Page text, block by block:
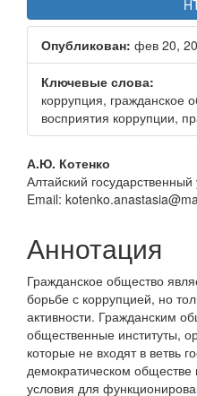
Опубликован: фев 20,
Ключевые слова:
коррупция, гражданское
восприятия коррупции,
Основное
содержание
А.Ю. Котенко
Алтайский государственный
Email:
Аннотация
Гражданское общество
борьбе с коррупцией, но
активности. Гражданским
общественные институты,
которые не входят в ветвь
демократическом обществе
условия для